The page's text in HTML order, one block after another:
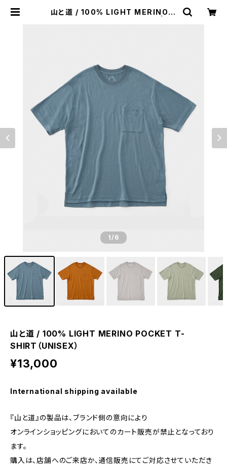
山と道 / 100% LIGHT MERINO P
1/6
山と道 / 100% LIGHT MERINO POCKET T-
SHIRT（UNISEX）
¥13,000
International shipping available
『山と道』の製品は、ブランド側の意向により
オンラインショッピングにおいてのカート販売が禁止となっており
ます。
購入は、店舗へのご来店か、通信販売にてご対応させていただき